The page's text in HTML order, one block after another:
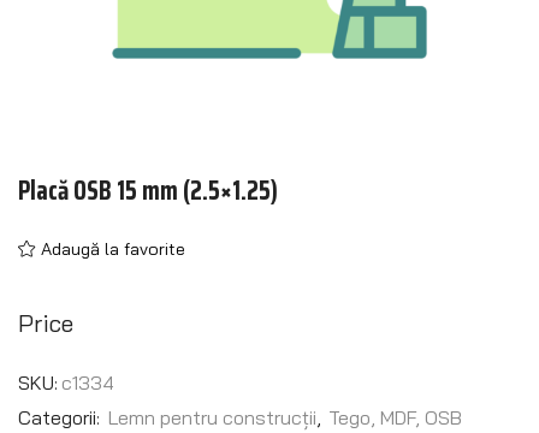
Placă OSB 15 mm (2.5×1.25)
Adaugă la favorite
Price
SKU: c1334
Categorii: Lemn pentru construcții Tego, MDF, OSB